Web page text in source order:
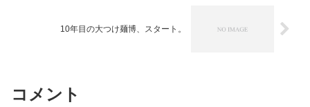
10年目の大つけ麺博、スタート。
コメント